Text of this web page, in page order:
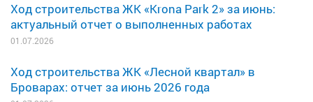
Ход строительства ЖК «Krona Park 2» за июнь:
актуальный отчет о выполненных работах
01.07.2026
Ход строительства ЖК «Лесной квартал» в
Броварах: отчет за июнь 2026 года